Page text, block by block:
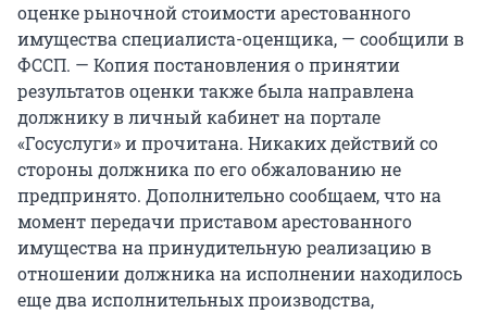
оценке рыночной стоимости арестованного
имущества специалиста-оценщика, — сообщили в
ФССП. — Копия постановления о принятии
результатов оценки также была направлена
должнику в личный кабинет на портале
«Госуслуги» и прочитана. Никаких действий со
стороны должника по его обжалованию не
предпринято. Дополнительно сообщаем, что на
момент передачи приставом арестованного
имущества на принудительную реализацию в
отношении должника на исполнении находилось
еще два исполнительных производства,